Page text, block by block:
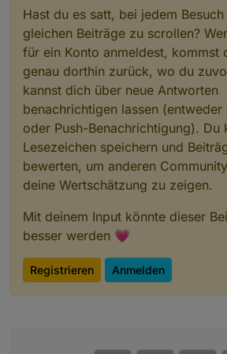
@Asgothian automatisches
Datenpunkte wenn man dem
allem Aqara bzw. Xiaomi .. man
per drücken des Knopfes am
die richtige Link Quality..
Hast du es satt, bei jedem
gleichen Beiträge zu scrollen?
für ein Konto anmeldest, kommst
genau dorthin zurück, wo du
kannst dich über neue Antworten
benachrichtigen lassen (entweder
oder Push-Benachrichtigung). Du
Lesezeichen speichern und
bewerten, um anderen
deine Wertschätzung zu zeigen.
Mit deinem Input könnte dieser
besser werden 💗
Registrieren Anmelden